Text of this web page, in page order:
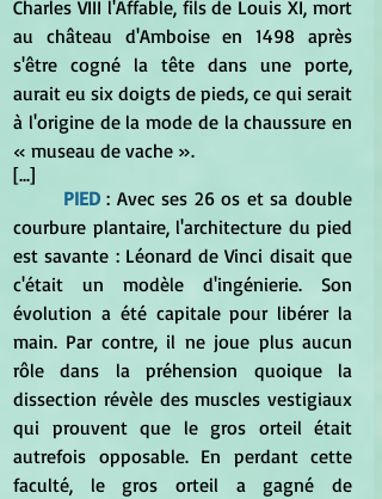
Charles VIII l'Affable, fils de Louis XI, mort
au château d'Amboise en 1498 après
s'être cogné la tête dans une porte,
aurait eu six doigts de pieds, ce qui serait
à l'origine de la mode de la chaussure en
« museau de vache ».
[...]
PIED : Avec ses 26 os et sa double
courbure plantaire, l'architecture du pied
est savante : Léonard de Vinci disait que
c'était un modèle d'ingénierie. Son
évolution a été capitale pour libérer la
main. Par contre, il ne joue plus aucun
rôle dans la préhension quoique la
dissection révèle des muscles vestigiaux
qui prouvent que le gros orteil était
autrefois opposable. En perdant cette
faculté, le gros orteil a gagné de